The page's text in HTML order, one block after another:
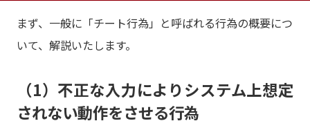
まず、一般に「チート行為」と呼ばれる行為の概要につ
いて、解説いたします。
（1）不正な入力によりシステム上想定
されない動作をさせる行為